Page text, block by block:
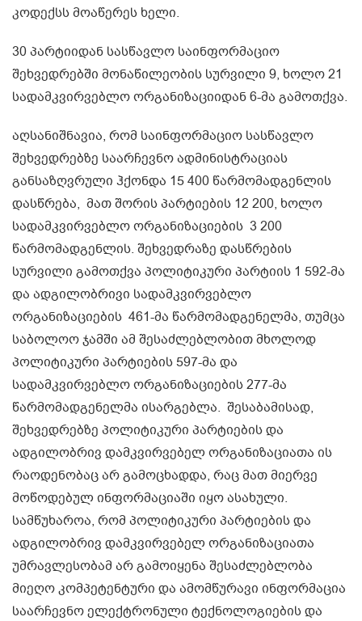
კოდექსს მოაწერეს ხელი.
30 პარტიიდან სასწავლო საინფორმაციო
შეხვედრებში მონაწილეობის სურვილი 9, ხოლო 21
სადამკვირვებლო ორგანიზაციიდან 6-მა გამოთქვა.
აღსანიშნავია, რომ საინფორმაციო სასწავლო
შეხვედრებზე საარჩევნო ადმინისტრაციას
განსაზღვრული ჰქონდა 15 400 წარმომადგენლის
დასწრება, მათ შორის პარტიების 12 200, ხოლო
სადამკვირვებლო ორგანიზაციების 3 200
წარმომადგენლის. შეხვედრაზე დასწრების
სურვილი გამოთქვა პოლიტიკური პარტიის 1 592-მა
და ადგილობრივი სადამკვირვებლო
ორგანიზაციების 461-მა წარმომადგენელმა, თუმცა
საბოლოო ჯამში ამ შესაძლებლობით მხოლოდ
პოლიტიკური პარტიების 597-მა და
სადამკვირვებლო ორგანიზაციების 277-მა
წარმომადგენელმა ისარგებლა. შესაბამისად,
შეხვედრებზე პოლიტიკური პარტიების და
ადგილობრივ დამკვირვებელ ორგანიზაციათა ის
რაოდენობაც არ გამოცხადდა, რაც მათ მიერვე
მოწოდებულ ინფორმაციაში იყო ასახული.
სამწუხაროა, რომ პოლიტიკური პარტიების და
ადგილობრივ დამკვირვებელ ორგანიზაციათა
უმრავლესობამ არ გამოიყენა შესაძლებლობა
მიეღო კომპეტენტური და ამომწურავი ინფორმაცია
საარჩევნო ელექტრონული ტექნოლოგიების და